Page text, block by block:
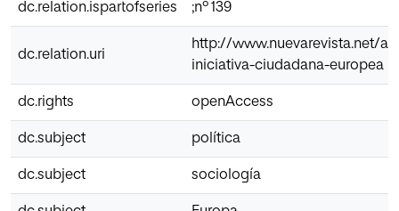
dc.relation.ispartofseries ;nº 139
dc.relation.uri
http://www.nuevarevista.net/
iniciativa-ciudadana-europea
dc.rights openAccess
dc.subject política
dc.subject sociología